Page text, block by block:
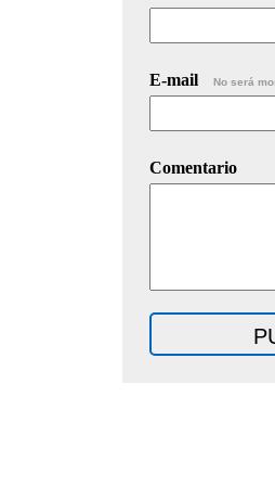
E-mail No será
Comentario